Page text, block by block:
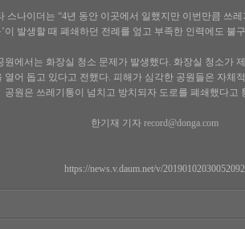
스나이더는 “4년 동안 이곳에서 일했지만 이번만큼 쓰
이 발생할 때 폐쇄하던 전례를 엎고 부족한 인력에도 불
에서는 화장실 청소 문제가 발생했다. 화장실 청소가
열어 돕고 있다고 전했다. 피해가 심각한 공원들은 자체
공원은 쓰레기통이 넘치고 방치되자 도로를 폐쇄했다고
한기재 기자 record@donga.com
https://news.v.daum.net/v/20190102030052092